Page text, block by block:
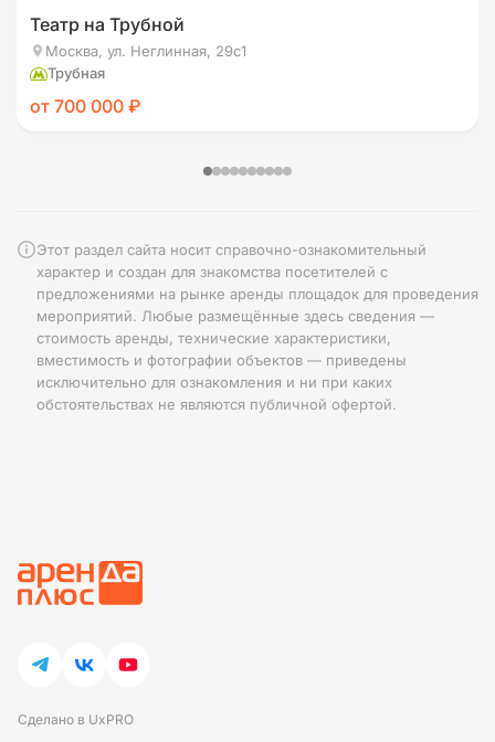
Театр на Трубной
Москва, ул. Неглинная, 29с1
Трубная
от 700 000 ₽
Этот раздел сайта носит справочно-ознакомительный
характер и создан для знакомства посетителей с
предложениями на рынке аренды площадок для проведения
мероприятий. Любые размещённые здесь сведения —
стоимость аренды, технические характеристики,
вместимость и фотографии объектов — приведены
исключительно для ознакомления и ни при каких
обстоятельствах не являются публичной офертой.
Сделано в UxPRO